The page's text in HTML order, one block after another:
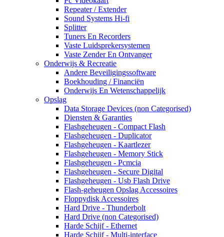
Repeater / Extender
Sound Systems Hi-fi
Splitter
Tuners En Recorders
Vaste Luidsprekersystemen
Vaste Zender En Ontvanger
Onderwijs & Recreatie
Andere Beveiligingssoftware
Boekhouding / Financiën
Onderwijs En Wetenschappelijk
Opslag
Data Storage Devices (non Categorised)
Diensten & Garanties
Flashgeheugen - Compact Flash
Flashgeheugen - Duplicator
Flashgeheugen - Kaartlezer
Flashgeheugen - Memory Stick
Flashgeheugen - Pcmcia
Flashgeheugen - Secure Digital
Flashgeheugen - Usb Flash Drive
Flash-geheugen Opslag Accessoires
Floppydisk Accessoires
Hard Drive - Thunderbolt
Hard Drive (non Categorised)
Harde Schijf - Ethernet
Harde Schijf - Multi-interface